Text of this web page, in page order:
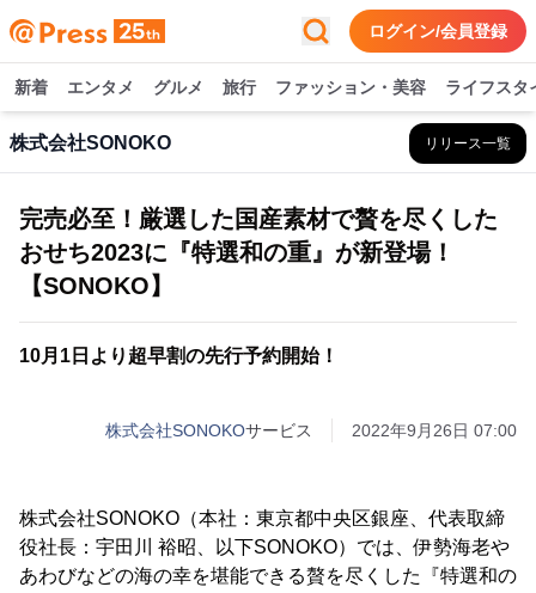
ログイン/会員登録
新着 エンタメ グルメ 旅行 ファッション・美容 ライフスタ
株式会社SONOKO リリース一覧
完売必至！厳選した国産素材で贅を尽くした
おせち2023に『特選和の重』が新登場！
【SONOKO】
10月1日より超早割の先行予約開始！
株式会社SONOKOサービス 2022年9月26日 07:00
株式会社SONOKO（本社：東京都中央区銀座、代表取締
役社長：宇田川 裕昭、以下SONOKO）では、伊勢海老や
あわびなどの海の幸を堪能できる贅を尽くした『特選和の